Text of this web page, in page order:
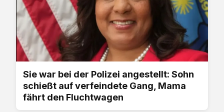
Sie war bei der Polizei angestellt: Sohn
schießt auf verfeindete Gang, Mama
fährt den Fluchtwagen